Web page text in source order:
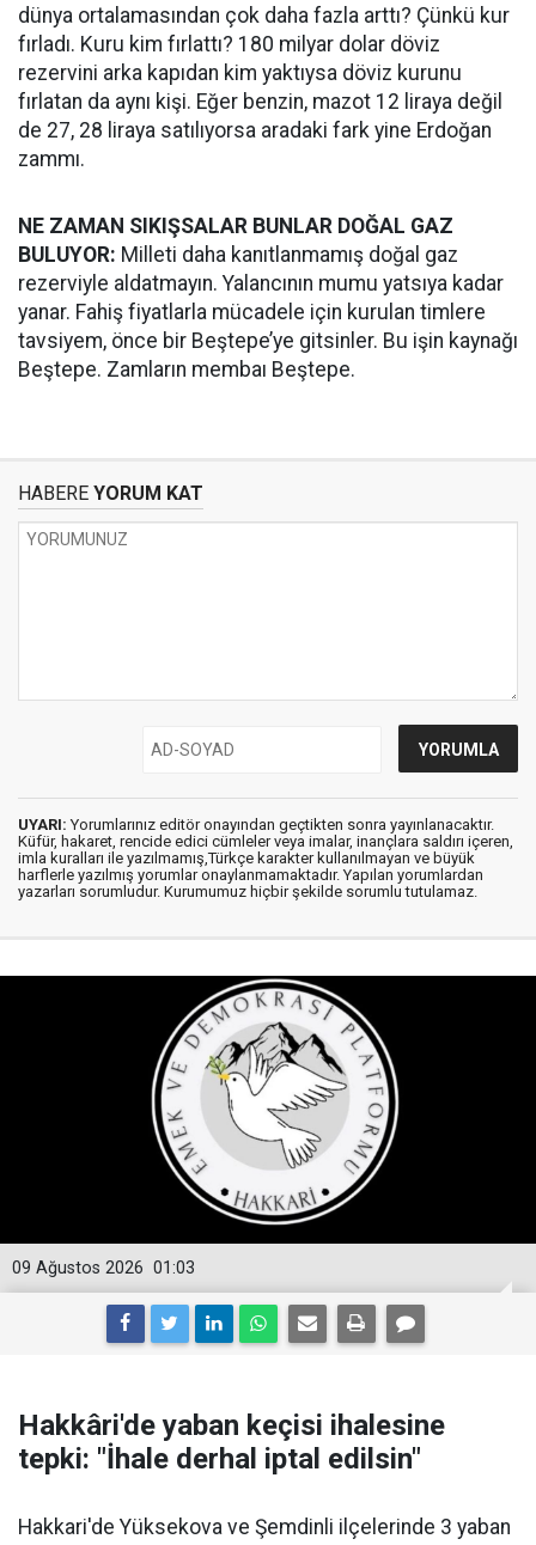
dünya ortalamasından çok daha fazla arttı? Çünkü kur
fırladı. Kuru kim fırlattı? 180 milyar dolar döviz
rezervini arka kapıdan kim yaktıysa döviz kurunu
fırlatan da aynı kişi. Eğer benzin, mazot 12 liraya değil
de 27, 28 liraya satılıyorsa aradaki fark yine Erdoğan
zammı.
NE ZAMAN SIKIŞSALAR BUNLAR DOĞAL GAZ
BULUYOR: Milleti daha kanıtlanmamış doğal gaz
rezerviyle aldatmayın. Yalancının mumu yatsıya kadar
yanar. Fahiş fiyatlarla mücadele için kurulan timlere
tavsiyem, önce bir Beştepe’ye gitsinler. Bu işin kaynağı
Beştepe. Zamların membaı Beştepe.
HABERE YORUM KAT
UYARI: Yorumlarınız editör onayından geçtikten sonra yayınlanacaktır.
Küfür, hakaret, rencide edici cümleler veya imalar, inançlara saldırı içeren,
imla kuralları ile yazılmamış,Türkçe karakter kullanılmayan ve büyük
harflerle yazılmış yorumlar onaylanmamaktadır. Yapılan yorumlardan
yazarları sorumludur. Kurumumuz hiçbir şekilde sorumlu tutulamaz.
01:03
09 Ağustos 2026
Hakkâri'de yaban keçisi ihalesine
tepki: "İhale derhal iptal edilsin"
Hakkari'de Yüksekova ve Şemdinli ilçelerinde 3 yaban